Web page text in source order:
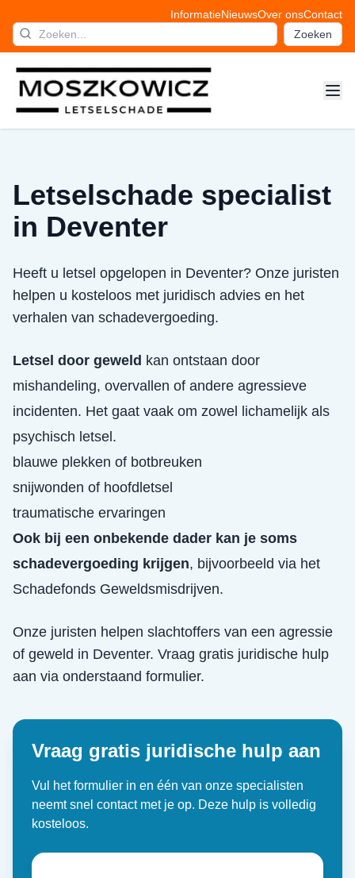
InformatieNieuwsOver onsContact
Zoeken
Letselschade specialist
in Deventer
Heeft u letsel opgelopen in Deventer? Onze juristen
helpen u kosteloos met juridisch advies en het
verhalen van schadevergoeding.
Letsel door geweld kan ontstaan door
mishandeling, overvallen of andere agressieve
incidenten. Het gaat vaak om zowel lichamelijk als
psychisch letsel.
blauwe plekken of botbreuken
snijwonden of hoofdletsel
traumatische ervaringen
Ook bij een onbekende dader kan je soms
schadevergoeding krijgen, bijvoorbeeld via het
Schadefonds Geweldsmisdrijven.
Onze juristen helpen slachtoffers van een agressie
of geweld in Deventer. Vraag gratis juridische hulp
aan via onderstaand formulier.
Vraag gratis juridische hulp aan
Vul het formulier in en één van onze specialisten
neemt snel contact met je op. Deze hulp is volledig
kosteloos.